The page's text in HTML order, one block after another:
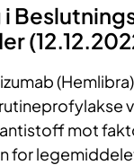
i
mot
for